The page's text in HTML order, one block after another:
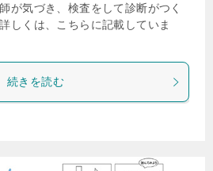
が気づき、検査をして診断がつく
しくは、こちらに記載していま
続きを読む